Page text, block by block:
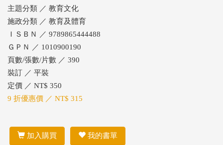
主題分類 ／ 教育文化
施政分類 ／ 教育及體育
ＩＳＢＮ ／ 9789865444488
ＧＰＮ ／ 1010900190
頁數/張數/片數 ／ 390
裝訂 ／ 平裝
定價 ／ NT$ 350
9 折優惠價 ／ NT$ 315
加入購買 我的書單